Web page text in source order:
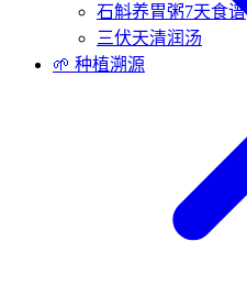
石斛养胃粥7天食谱
三伏天清润汤
🌱 种植溯源